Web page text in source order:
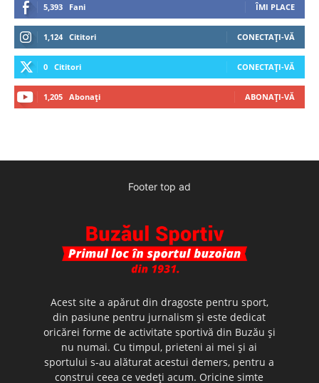
5,393 Fani ÎMI PLACE
1,124 Cititori CONECTAȚI-VĂ
0 Cititori CONECTAȚI-VĂ
1,205 Abonați ABONAȚI-VĂ
Footer top ad
Acest site a apărut din dragoste pentru sport,
din pasiune pentru jurnalism şi este dedicat
oricărei forme de activitate sportivă din Buzău şi
nu numai. Cu timpul, prieteni ai mei şi ai
sportului s-au alăturat acestui demers, pentru a
construi ceea ce vedeţi acum. Oricine simte